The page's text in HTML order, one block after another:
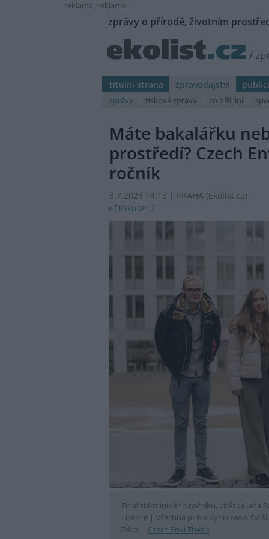
reklama reklama
zprávy o přírodě, životním
/
titulní strana zpravodajství
zprávy tiskové zprávy co píší jiní
Máte bakalářku
prostředí? Czech
ročník
3.7.2024 14:13 | PRAHA (Ekolist.cz)
Diskuse: 2
Finalisté minulého ročníku, vítězka Jana
Licence | Všechna práva vyhrazena.
Zdroj | Czech Envi Thesis